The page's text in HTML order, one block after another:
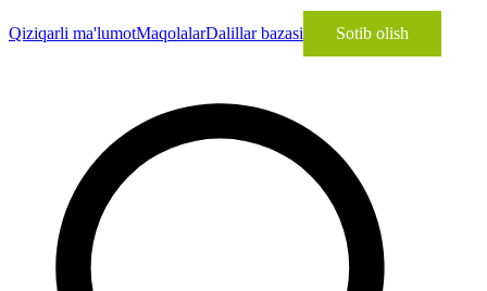
Qiziqarli ma'lumotMaqolalarDalillar bazasi Sotib olish